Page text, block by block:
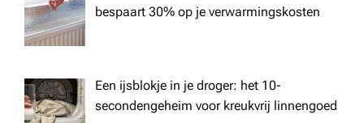
bespaart 30% op je verwarmingskosten
Een ijsblokje in je droger: het 10-
secondengeheim voor kreukvrij linnengoed